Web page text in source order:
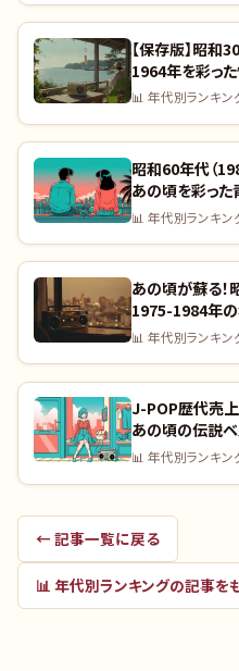
【保存版】昭和
1964年を彩っ
すか？｜全曲リ
📊 年代別ランキン
昭和60年代（
あの頃を彩っ
📊 年代別ランキン
あの頃が蘇る！
1975-1984年
📊 年代別ランキン
J-POP歴代売上
あの頃の伝説
📊 年代別ランキン
← 記事一覧に戻る
📊 年代別ランキングの記事を